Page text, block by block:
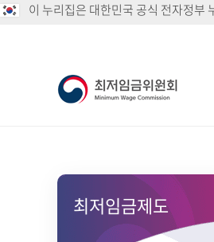
이 누리집은 대한민국 공식 전자정부
최저임금제도